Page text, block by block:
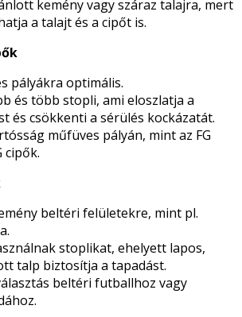
kemény vagy száraz talajra, mert
a talajt és a cipőt is.
pályákra optimális.
és több stopli, ami eloszlatja a
és csökkenti a sérülés kockázatát.
műfüves pályán, mint az FG
cipők.
beltéri felületekre, mint pl.
stoplikat, ehelyett lapos,
talp biztosítja a tapadást.
beltéri futballhoz vagy